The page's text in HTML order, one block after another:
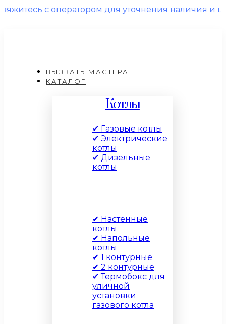
с оператором для уточнения наличия и цены!
ВЫЗВАТЬ МАСТЕРА
КАТАЛОГ
Котлы
✔ Газовые котлы
✔ Электрические
котлы
✔ Дизельные
котлы
✔ Настенные
котлы
✔ Напольные
котлы
✔ 1 контурные
✔ 2 контурные
✔ Термобокс для
уличной
установки
газового котла